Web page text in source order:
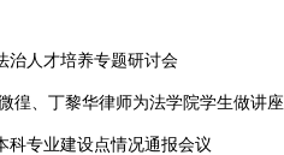
治人才培养专题研讨会
、丁黎华律师为法学院学生做讲座
科专业建设点情况通报会议